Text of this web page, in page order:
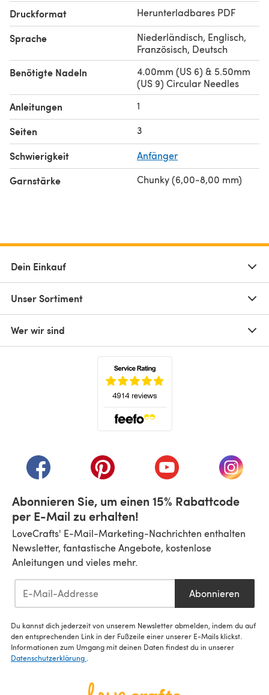
Druckformat Herunterladbares PDF
Sprache
Niederländisch, Englisch,
Französisch, Deutsch
Benötigte Nadeln
4.00mm (US 6) & 5.50mm
(US 9) Circular Needles
Anleitungen 1
Seiten 3
Schwierigkeit Anfänger
Garnstärke Chunky (6,00-8,00 mm)
Dein Einkauf
Unser Sortiment
Wer wir sind
(öffnet sich in einem neuen Tab)
(öffnet sich in einem neuen Tab)
(öffnet sich in einem
(öffnet
Abonnieren Sie, um einen 15% Rabattcode
per E-Mail zu erhalten!
LoveCrafts' E-Mail-Marketing-Nachrichten enthalten
Newsletter, fantastische Angebote, kostenlose
Anleitungen und vieles mehr.
Abonnieren
Du kannst dich jederzeit von unserem Newsletter abmelden, indem du auf
den entsprechenden Link in der Fußzeile einer unserer E-Mails klickst.
Informationen zum Umgang mit deinen Daten findest du in unserer
Datenschutzerklärung